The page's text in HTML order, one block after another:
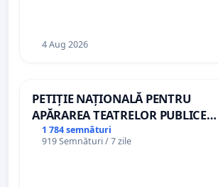
4 Aug 2026
PETIȚIE NAȚIONALĂ PENTRU
APĂRAREA TEATRELOR PUBLICE
DE REPERTORIU DIN ROMÂNIA
1 784 semnături
919 Semnături / 7 zile